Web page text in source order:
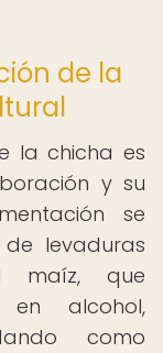
de la
la chicha es
y su
se
levaduras
maíz, que
en alcohol,
como